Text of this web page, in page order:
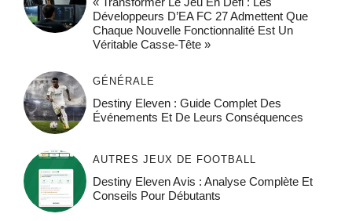
Développeurs D’EA FC 27 Admettent Que
Chaque Nouvelle Fonctionnalité Est Un
Véritable Casse-Tête »
GÉNÉRALE
Destiny Eleven : Guide Complet Des
Événements Et De Leurs Conséquences
AUTRES JEUX DE FOOTBALL
Destiny Eleven Avis : Analyse Complète Et
Conseils Pour Débutants